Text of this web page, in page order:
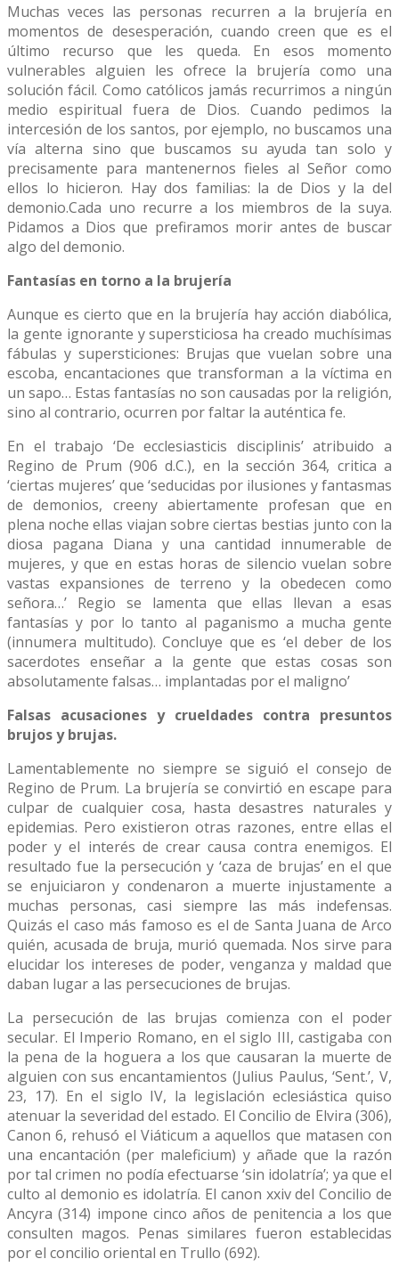
Muchas veces las personas recurren a la brujería en
momentos de desesperación, cuando creen que es el
último recurso que les queda. En esos momento
vulnerables alguien les ofrece la brujería como una
solución fácil. Como católicos jamás recurrimos a ningún
medio espiritual fuera de Dios. Cuando pedimos la
intercesión de los santos, por ejemplo, no buscamos una
vía alterna sino que buscamos su ayuda tan solo y
precisamente para mantenernos fieles al Señor como
ellos lo hicieron. Hay dos familias: la de Dios y la del
demonio.Cada uno recurre a los miembros de la suya.
Pidamos a Dios que prefiramos morir antes de buscar
algo del demonio.
Fantasías en torno a la brujería
Aunque es cierto que en la brujería hay acción diabólica,
la gente ignorante y supersticiosa ha creado muchísimas
fábulas y supersticiones: Brujas que vuelan sobre una
escoba, encantaciones que transforman a la víctima en
un sapo… Estas fantasías no son causadas por la religión,
sino al contrario, ocurren por faltar la auténtica fe.
En el trabajo ‘De ecclesiasticis disciplinis’ atribuido a
Regino de Prum (906 d.C.), en la sección 364, critica a
‘ciertas mujeres’ que ‘seducidas por ilusiones y fantasmas
de demonios, creeny abiertamente profesan que en
plena noche ellas viajan sobre ciertas bestias junto con la
diosa pagana Diana y una cantidad innumerable de
mujeres, y que en estas horas de silencio vuelan sobre
vastas expansiones de terreno y la obedecen como
señora…’ Regio se lamenta que ellas llevan a esas
fantasías y por lo tanto al paganismo a mucha gente
(innumera multitudo). Concluye que es ‘el deber de los
sacerdotes enseñar a la gente que estas cosas son
absolutamente falsas… implantadas por el maligno’
Falsas acusaciones y crueldades contra presuntos
brujos y brujas.
Lamentablemente no siempre se siguió el consejo de
Regino de Prum. La brujería se convirtió en escape para
culpar de cualquier cosa, hasta desastres naturales y
epidemias. Pero existieron otras razones, entre ellas el
poder y el interés de crear causa contra enemigos. El
resultado fue la persecución y ‘caza de brujas’ en el que
se enjuiciaron y condenaron a muerte injustamente a
muchas personas, casi siempre las más indefensas.
Quizás el caso más famoso es el de Santa Juana de Arco
quién, acusada de bruja, murió quemada. Nos sirve para
elucidar los intereses de poder, venganza y maldad que
daban lugar a las persecuciones de brujas.
La persecución de las brujas comienza con el poder
secular. El Imperio Romano, en el siglo III, castigaba con
la pena de la hoguera a los que causaran la muerte de
alguien con sus encantamientos (Julius Paulus, ‘Sent.’, V,
23, 17). En el siglo IV, la legislación eclesiástica quiso
atenuar la severidad del estado. El Concilio de Elvira (306),
Canon 6, rehusó el Viáticum a aquellos que matasen con
una encantación (per maleficium) y añade que la razón
por tal crimen no podía efectuarse ‘sin idolatría’; ya que el
culto al demonio es idolatría. El canon xxiv del Concilio de
Ancyra (314) impone cinco años de penitencia a los que
consulten magos. Penas similares fueron establecidas
por el concilio oriental en Trullo (692).